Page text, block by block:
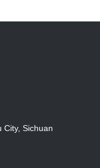
City, Sichuan